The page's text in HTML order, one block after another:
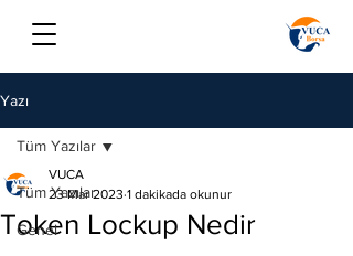
Yazı
Tüm Yazılar
Genel
Tüm Yazılar
Token Lockup Nedir
VUCA
23 Mar 2023 1 dakikada okunur